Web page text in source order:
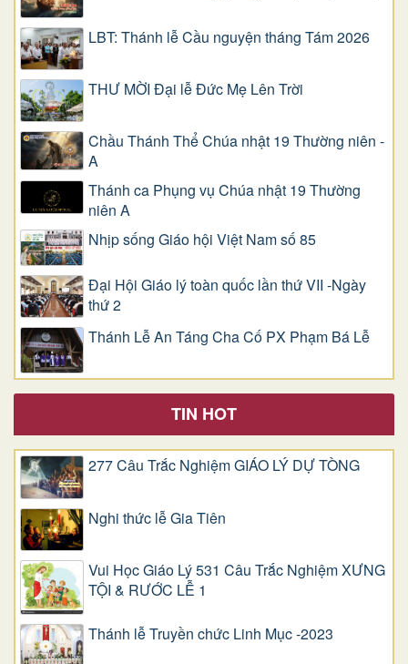
LBT: Thánh lễ Cầu nguyện tháng Tám 2026
THƯ MỜI Đại lễ Đức Mẹ Lên Trời
Chầu Thánh Thể Chúa nhật 19 Thường niên -
A
Thánh ca Phụng vụ Chúa nhật 19 Thường
niên A
Nhịp sống Giáo hội Việt Nam số 85
Đại Hội Giáo lý toàn quốc lần thứ VII -Ngày
thứ 2
Thánh Lễ An Táng Cha Cố PX Phạm Bá Lễ
TIN HOT
277 Câu Trắc Nghiệm GIÁO LÝ DỰ TÒNG
Nghi thức lễ Gia Tiên
Vui Học Giáo Lý 531 Câu Trắc Nghiệm XƯNG
TỘI & RƯỚC LỄ 1
Thánh lễ Truyền chức Linh Mục -2023